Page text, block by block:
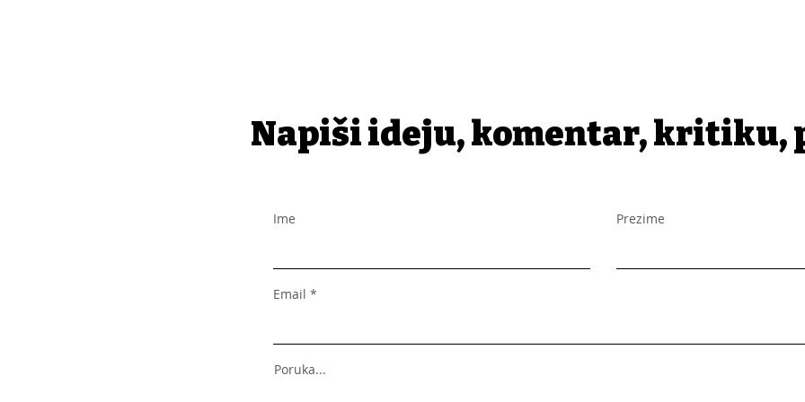
Napiši ideju, komentar, kritiku,
Ime Prezime
Email
Poruka...